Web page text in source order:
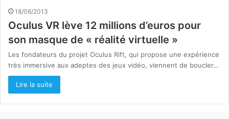
18/06/2013
Oculus VR lève 12 millions d’euros pour
son masque de « réalité virtuelle »
Les fondateurs du projet Oculus Rift, qui propose une expérience
très immersive aux adeptes des jeux vidéo, viennent de boucler…
Lire la suite